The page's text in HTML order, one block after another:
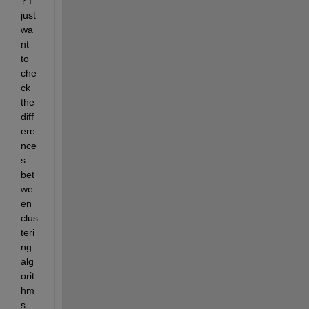
just
wa
nt
to
che
ck
the
diff
ere
nce
s
bet
we
en
clus
teri
ng
alg
orit
hm
s